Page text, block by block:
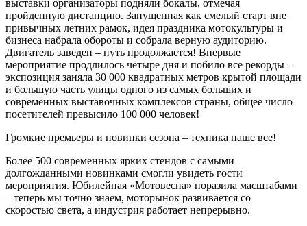
выставки организаторы подняли бокалы, отмечая
пройденную дистанцию. Запущенная как смелый старт вне
привычных летних рамок, идея праздника мотокультуры и
бизнеса набрала обороты и собрала верную аудиторию.
Двигатель заведен – путь продолжается! Впервые
мероприятие продлилось четыре дня и побило все рекорды –
экспозиция заняла 30 000 квадратных метров крытой площади
и большую часть улицы одного из самых больших и
современных выставочных комплексов страны, общее число
посетителей превысило 100 000 человек!
Громкие премьеры и новинки сезона – техника наше все!
Более 500 современных ярких стендов с самыми
долгожданными новинками смогли увидеть гости
мероприятия. Юбилейная «Мотовесна» поразила масштабами
– теперь мы точно знаем, моторынок развивается со
скоростью света, а индустрия работает непрерывно.